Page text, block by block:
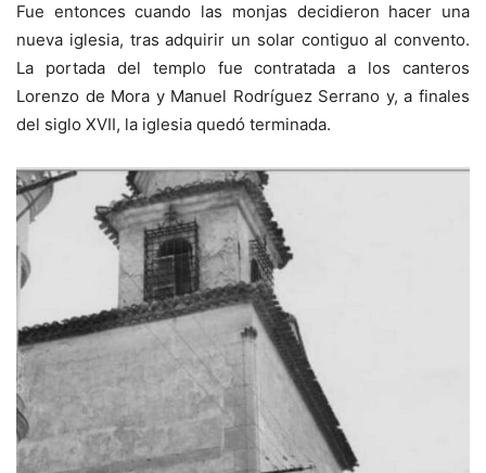
Fue entonces cuando las monjas decidieron hacer una
nueva iglesia, tras adquirir un solar contiguo al convento.
La portada del templo fue contratada a los canteros
Lorenzo de Mora y Manuel Rodríguez Serrano y, a finales
del siglo XVII, la iglesia quedó terminada.